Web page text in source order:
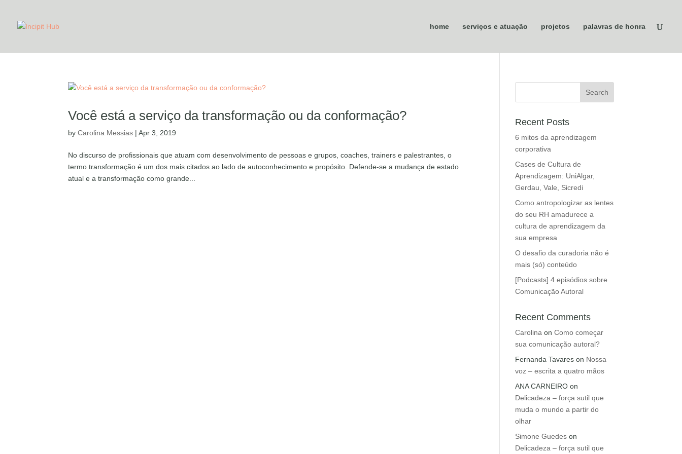
home serviços e atuação projetos palavras de honra
Você está a serviço da transformação ou da conformação?
byCarolina Messias |Apr 3, 2019
No discurso de profissionais que atuam com desenvolvimento de pessoas e grupos, coaches, trainers e palestrantes, o
termo transformação é um dos mais citados ao lado de autoconhecimento e propósito. Defende-se a mudança de estado
atual e a transformação como grande...
Recent Posts
6 mitos da aprendizagem
corporativa
Cases de Cultura de
Aprendizagem: UniAlgar,
Gerdau, Vale, Sicredi
Como antropologizar as lentes
do seu RH amadurece a
cultura de aprendizagem da
sua empresa
O desafio da curadoria não é
mais (só) conteúdo
[Podcasts] 4 episódios sobre
Comunicação Autoral
Recent Comments
Carolina onComo começar
sua comunicação autoral?
Fernanda Tavares on Nossa
voz – escrita a quatro mãos
ANA CARNEIRO on
Delicadeza – força sutil que
muda o mundo a partir do
olhar
Simone Guedes on
Delicadeza – força sutil que